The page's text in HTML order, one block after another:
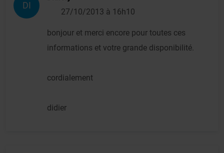
DI
27/10/2013 à 16h10
bonjour et merci encore pour toutes ces
informations et votre grande disponibilité.
cordialement
didier